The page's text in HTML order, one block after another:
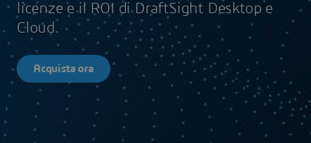
licenze e il ROI di DraftSight Desktop e
Cloud.
Acquista ora